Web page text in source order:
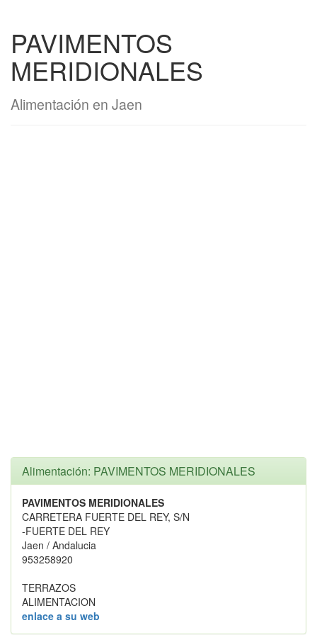
PAVIMENTOS
MERIDIONALES
Alimentación en Jaen
Alimentación: PAVIMENTOS MERIDIONALES
PAVIMENTOS MERIDIONALES
CARRETERA FUERTE DEL REY, S/N
-FUERTE DEL REY
Jaen / Andalucia
953258920
TERRAZOS
ALIMENTACION
enlace a su web